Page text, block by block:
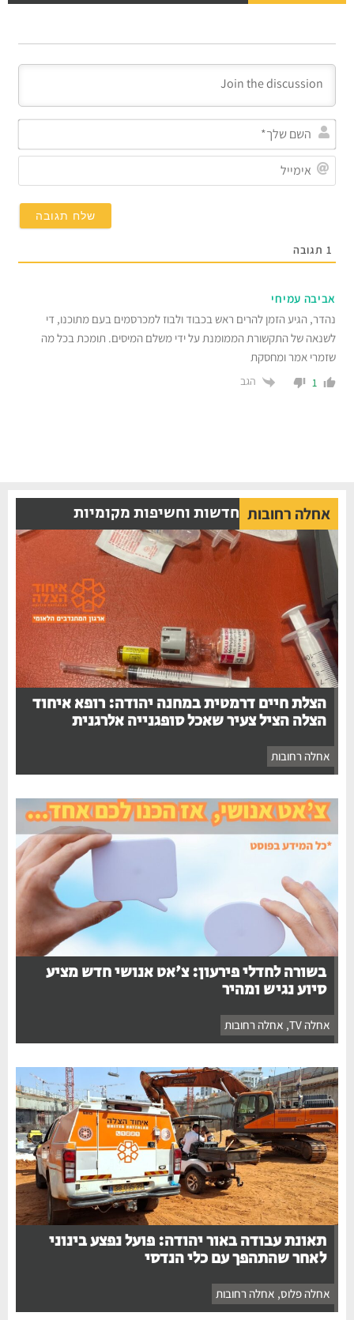
תגובה
עמיחי
הגיע הזמן להרים ראש בכבוד ולבוז למכרסמים בעם מתוכנו, די
של התקשורת הממומנת על ידי משלם המיסים. תומכת בכל מה
אמר ומחסקת
הגב
אחלה רחובות חדשות וחשיפות מקומיות
הצלת חיים דרמטית במחנה יהודה: רופא איחוד
הצלה הציל צעיר שאכל סופגנייה אלרגנית
אחלה רחובות
בשורה לחדלי פירעון: צ'אט אנושי חדש מציע
סיוע נגיש ומהיר
אחלה TV ,אחלה רחובות
תאונת עבודה באור יהודה: פועל נפצע בינוני
לאחר שהתהפך עם כלי הנדסי
אחלה פלוס ,אחלה רחובות